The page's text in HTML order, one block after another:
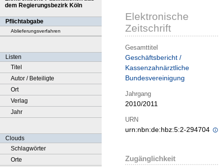
dem Regierungsbezirk Köln
Pflichtabgabe
Ablieferungsverfahren
Listen
Titel
Autor / Beteiligte
Ort
Verlag
Jahr
Clouds
Schlagwörter
Orte
Elektronische
Zeitschrift
Gesamttitel
Geschäftsbericht /
Kassenzahnärztliche
Bundesvereinigung
Jahrgang
2010/2011
URN
urn:nbn:de:hbz:5:2-294704
Zugänglichkeit